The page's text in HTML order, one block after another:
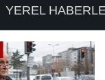
YEREL